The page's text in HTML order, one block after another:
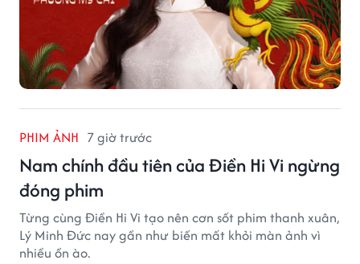
PHIM ẢNH 7 giờ trước
Nam chính đầu tiên của Điền Hi Vi ngừng
đóng phim
Từng cùng Điền Hi Vi tạo nên cơn sốt phim thanh xuân,
Lý Minh Đức nay gần như biến mất khỏi màn ảnh vì
nhiều ồn ào.